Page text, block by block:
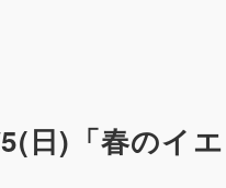
日)「春のイ